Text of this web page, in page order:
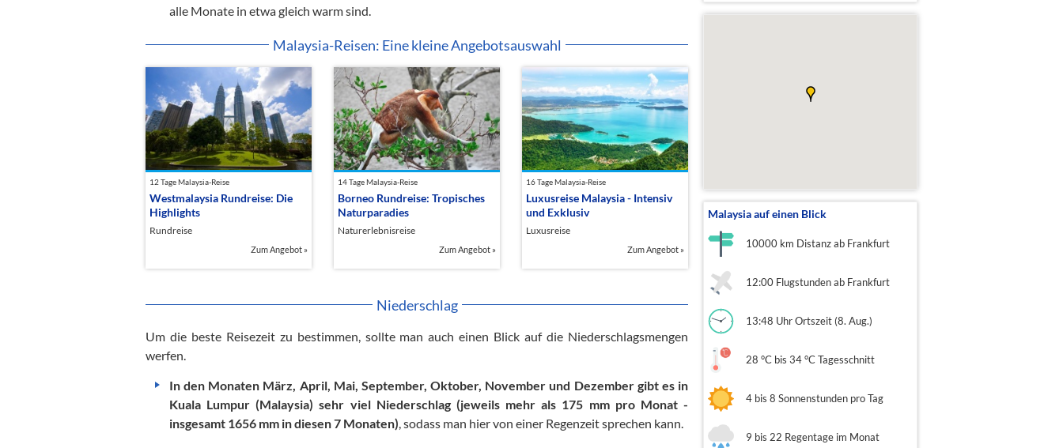
alle Monate in etwa gleich warm sind.
Malaysia-Reisen: Eine kleine Angebotsauswahl
12 Tage Malaysia-Reise
Westmalaysia Rundreise: Die
Highlights
Rundreise
Zum Angebot »
14 Tage Malaysia-Reise
Borneo Rundreise: Tropisches
Naturparadies
Naturerlebnisreise
Zum Angebot »
16 Tage Malaysia-Reise
Luxusreise Malaysia - Intensiv
und Exklusiv
Luxusreise
Zum Angebot »
Niederschlag
Um die beste Reisezeit zu bestimmen, sollte man auch einen Blick auf die Niederschlagsmengen
werfen.
In den Monaten März, April, Mai, September, Oktober, November und Dezember gibt es in
Kuala Lumpur (Malaysia) sehr viel Niederschlag (jeweils mehr als 175 mm pro Monat -
insgesamt 1656 mm in diesen 7 Monaten), sodass man hier von einer Regenzeit sprechen kann.
Malaysia auf einen Blick
10000 km Distanz ab Frankfurt
12:00 Flugstunden ab Frankfurt
13:48 Uhr Ortszeit (8. Aug.)
28 °C bis 34 °C Tagesschnitt
4 bis 8 Sonnenstunden pro Tag
9 bis 22 Regentage im Monat